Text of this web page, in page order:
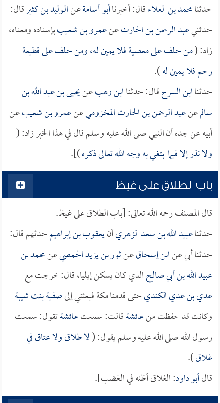
حدثنامحمد بن العلاءقال: أخبرناأبو أسامةعنالوليد بن كثيرقال:
حدثنيعبد الرحمن بن الحارثعنعمرو بن شعيببإسناده ومعناه،
زاد: (من حلف على معصية فلا يمين له، ومن حلف على قطيعة
رحم فلا يمين له).
حدثناابن السرحقال: حدثناابن وهبعنيحيى بن عبد الله بن
سالمعنعبد الرحمن بن الحارث المخزوميعنعمرو بن شعيبعن
أبيه عن جده أن النبي صلى الله عليه وسلم قال في هذا الخبر زاد: (
ولا نذر إلا فيما ابتغي به وجه الله تعالى ذكره)].
باب الطلاق على غيظ
قال المصنف رحمه الله تعالى: [باب الطلاق على غيظ.
حدثناعبيد الله بن سعد الزهريأنيعقوب بن إبراهيمحدثهم قال:
حدثنا أبي عنابن إسحاقعنثور بن يزيد الحمصيعنمحمد بن
عبيد الله بن أبي صالحالذي كان يسكن إيليا، قال: خرجت مع
عدي بن عدي الكنديحتى قدمنا مكة فبعثني إلىصفية بنت شيبة
وكانت قد حفظت منعائشةقالت: سمعتعائشةتقول: سمعت
رسول الله صلى الله عليه وسلم يقول: (لا طلاق ولا عتاق في
غلاق).
قالأبو داود: الغلاق أظنه في الغضب].